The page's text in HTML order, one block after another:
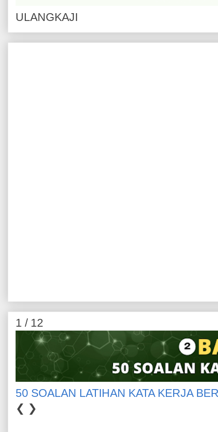
ULANGKAJI
1 / 12
50 SOALAN LATIHAN KATA KERJA
❮ ❯